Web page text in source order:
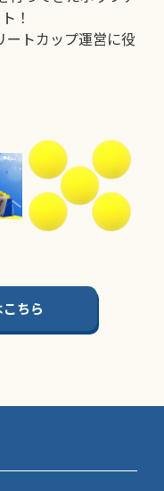
！
ートカップ運営に役
ちら